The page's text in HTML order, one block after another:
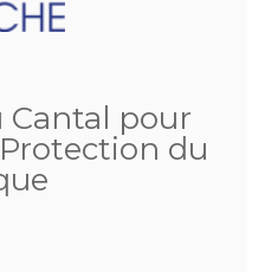
Cantal pour
du